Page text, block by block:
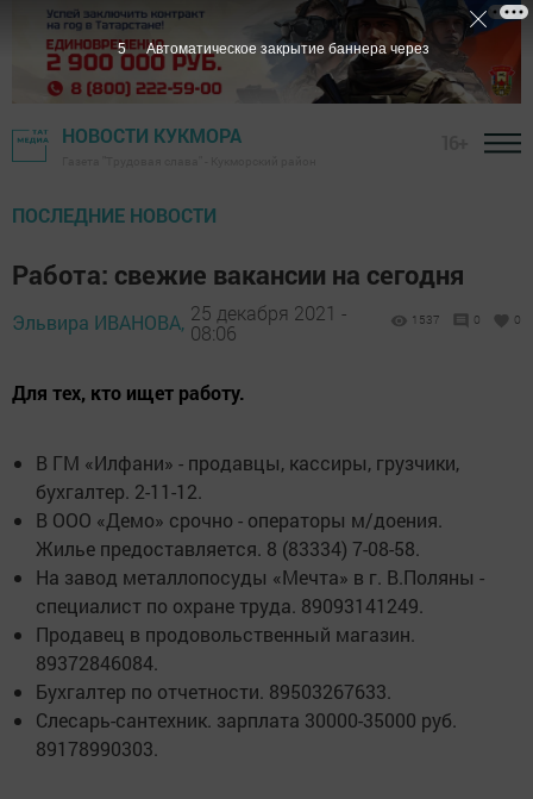
НОВОСТИ КУКМОРА
ПОСЛЕДНИЕ НОВОСТИ
Работа: свежие вакансии на сегодня
Эльвира ИВАНОВА, 25 декабря 2021 -
08:06
1537 0 0
Для тех, кто ищет работу.
В ГМ «Илфани» - продавцы, кассиры, грузчики,
бухгалтер. 2-11-12.
В ООО «Демо» срочно - операторы м/доения.
Жилье предоставляется. 8 (83334) 7-08-58.
На завод металлопосуды «Мечта» в г. В.Поляны -
специалист по охране труда. 89093141249.
Продавец в продовольственный магазин.
89372846084.
Бухгалтер по отчетности. 89503267633.
Слесарь-сантехник. зарплата 30000-35000 руб.
89178990303.
4 Автоматическое закрытие баннера через